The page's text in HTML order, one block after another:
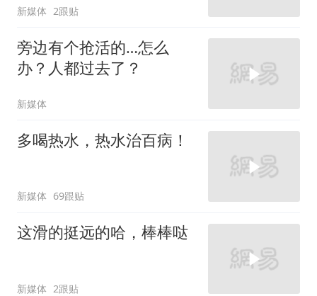
新媒体 2跟贴
旁边有个抢活的…怎么
办？人都过去了？
新媒体
多喝热水，热水治百病！
新媒体 69跟贴
这滑的挺远的哈，棒棒哒
新媒体 2跟贴